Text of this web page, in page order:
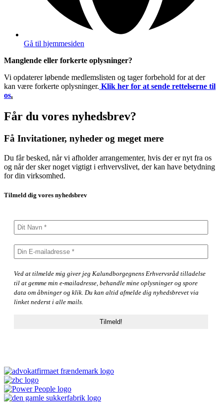
Gå til hjemmesiden
Manglende eller forkerte oplysninger?
Vi opdaterer løbende medlemslisten og tager forbehold for at der
kan være forkerte oplysninger. Klik her for at sende rettelserne til
os.
Får du vores nyhedsbrev?
Få Invitationer, nyheder og meget mere
Du får besked, når vi afholder arrangementer, hvis der er nyt fra os
og når der sker noget vigtigt i erhvervslivet, der kan have betydning
for din virksomhed.
Tilmeld dig vores nyhedsbrev
Ved at tilmelde mig giver jeg Kalundborgegnens Erhvervsråd tilladelse
til at gemme min e-mailadresse, behandle mine oplysninger og spore
data om åbninger og klik. Du kan altid afmelde dig nyhedsbrevet via
linket nederst i alle mails.